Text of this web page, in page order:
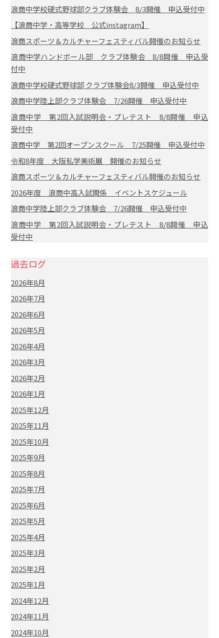
浪商中学校硬式野球部クラブ体験会 8/3開催 申込受付中
【浪商中学・高等学校 公式instagram】
浪商スポーツ＆カルチャーフェスティバル開催のお知らせ
浪商中学ハンドボール部 クラブ体験会 8/8開催 申込受
付中
浪商中学校硬式野球部 クラブ体験会8/3開催 申込受付中
浪商中学陸上部クラブ体験会 7/26開催 申込受付中
浪商中学 第2回入試説明会・プレテスト 8/8開催 申込
受付中
浪商中学 第2回オープンスクール 7/25開催 申込受付中
令和8年度 大阪私学美術展 開催のお知らせ
浪商スポーツ＆カルチャーフェスティバル開催のお知らせ
2026年度 浪商中高入試関係 イベントスケジュール
浪商中学陸上部クラブ体験会 7/26開催 申込受付中
浪商中学 第2回入試説明会・プレテスト 8/8開催 申込
受付中
過去ログ
2026年8月
2026年7月
2026年6月
2026年5月
2026年4月
2026年3月
2026年2月
2026年1月
2025年12月
2025年11月
2025年10月
2025年9月
2025年8月
2025年7月
2025年6月
2025年5月
2025年4月
2025年3月
2025年2月
2025年1月
2024年12月
2024年11月
2024年10月